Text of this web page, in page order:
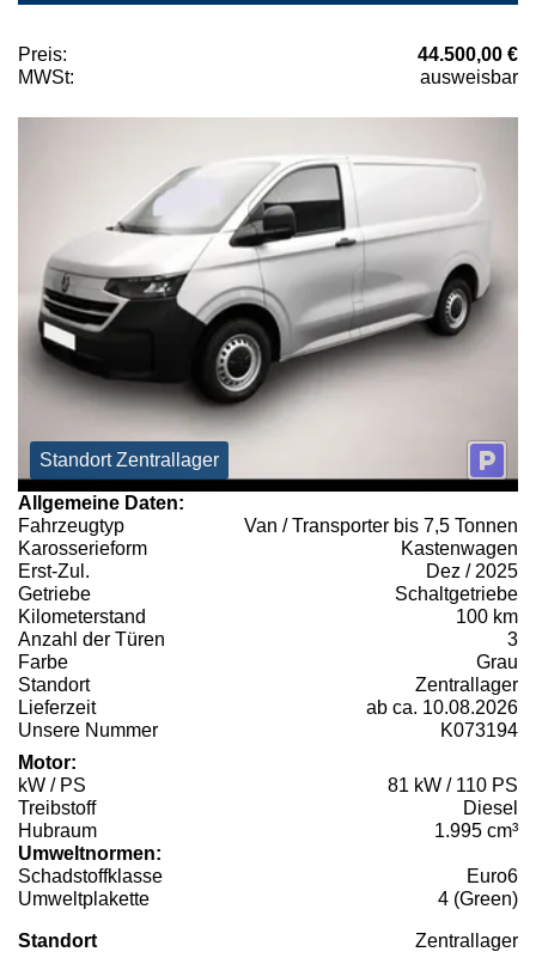
Preis:
44.500,00 €
MWSt:
ausweisbar
Standort Zentrallager
Allgemeine Daten:
Fahrzeugtyp
Van / Transporter bis 7,5 Tonnen
Karosserieform
Kastenwagen
Erst-Zul.
Dez / 2025
Getriebe
Schaltgetriebe
Kilometerstand
100 km
Anzahl der Türen
3
Farbe
Grau
Standort
Zentrallager
Lieferzeit
ab ca. 10.08.2026
Unsere Nummer
K073194
Motor:
kW / PS
81 kW / 110 PS
Treibstoff
Diesel
Hubraum
1.995 cm³
Umweltnormen:
Schadstoffklasse
Euro6
Umweltplakette
4 (Green)
Standort Zentrallager